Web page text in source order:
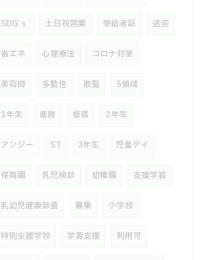
SDG’ｓ 土日祝営業 受給者証 送迎
省エネ 心理療法 コロナ対策
美容師 多動性 散髪 5領域
1年生 進路 板宿 2年生
アンジー ST 3年生 児童デイ
保育園 乳児検診 幼稚園 支援学級
乳幼児健康診査 募集 小学校
特別支援学校 学習支援 利用可